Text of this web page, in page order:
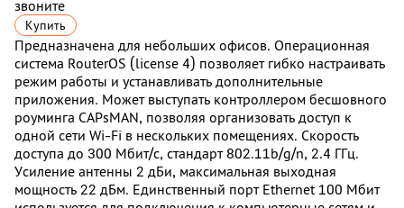
звоните
Купить
Предназначена для небольших офисов. Операционная
система RouterOS (license 4) позволяет гибко настраивать
режим работы и устанавливать дополнительные
приложения. Может выступать контроллером бесшовного
роуминга CAPsMAN, позволяя организовать доступ к
одной сети Wi-Fi в нескольких помещениях. Скорость
доступа до 300 Мбит/с, стандарт 802.11b/g/n, 2.4 ГГц.
Усиление антенны 2 дБи, максимальная выходная
мощность 22 дБм. Единственный порт Ethernet 100 Мбит